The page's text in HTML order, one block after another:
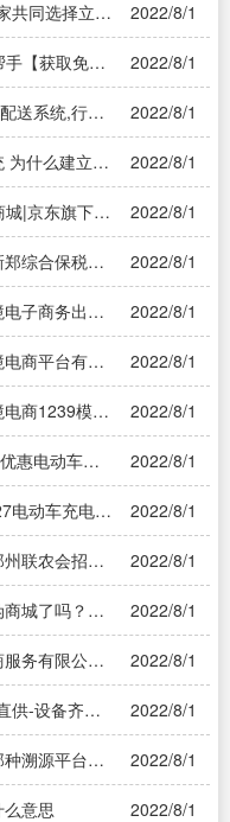
共同选择立即
使用？真正
2022/8/1
【获取免费
平台？
2022/8/1
送系统,行业
2022/8/1
为什么建立溯
2022/8/1
|京东旗下都
2022/8/1
综合保税仓
2022/8/1
子商务出口
2022/8/1
商平台有哪
2022/8/1
商1239模式
2022/8/1
惠电动车充
2022/8/1
电动车充电
能给一个详
2022/8/1
联农会招募
2022/8/1
城了吗？
2022/8/1
务有限公司
2022/8/1
供-设备齐全|
2022/8/1
溯源平台做
2022/8/1
意思 2022/8/1